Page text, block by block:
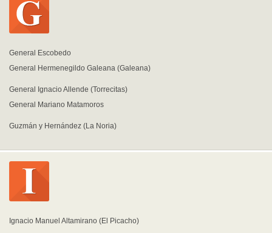
General Escobedo
General Hermenegildo Galeana (Galeana)
General Ignacio Allende (Torrecitas)
General Mariano Matamoros
Guzmán y Hernández (La Noria)
Ignacio Manuel Altamirano (El Picacho)